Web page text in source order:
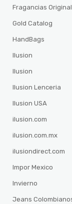
Fragancias
Gold Catalog
HandBags
Ilusion
Ilusion
Ilusion Lenceria
Ilusion USA
ilusion.com
ilusion.com.mx
ilusiondirect.com
Impor Mexico
Invierno
Jeans